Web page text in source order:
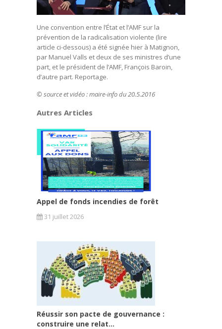
Une convention entre l’État et l’AMF sur la
prévention de la radicalisation violente (lire
article ci-dessous) a été signée hier à Matignon,
par Manuel Valls et deux de ses ministres d’une
part, et le président de l’AMF, François Baroin,
d’autre part. Reportage.
© source et vidéo : maire-info du 20.5.2016
Autres Articles
Appel de fonds incendies de forêt
31 juillet 2026
Réussir son pacte de gouvernance :
construire une relat...